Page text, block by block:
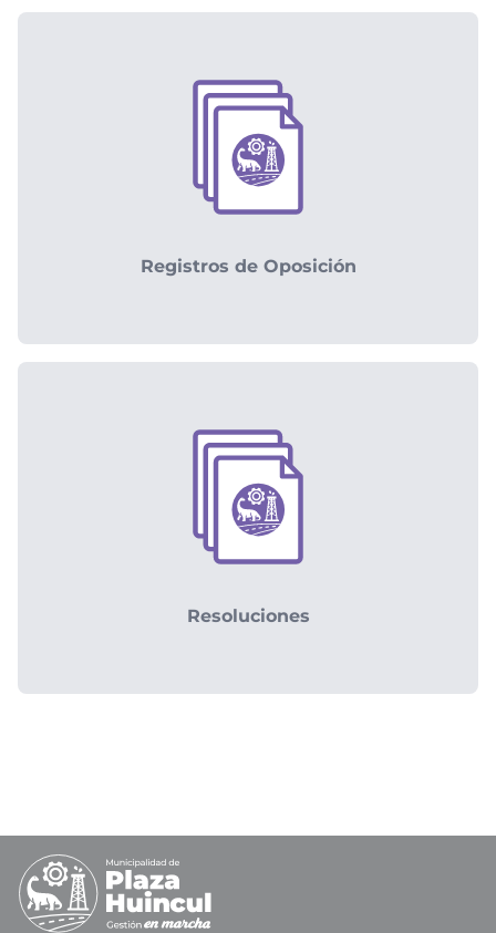
Registros de Oposición
Resoluciones